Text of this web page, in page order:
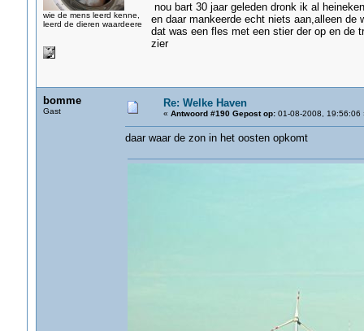
wie de mens leerd kenne,
leerd de dieren waardeere
nou bart 30 jaar geleden dronk ik al
en daar mankeerde echt niets aan,alleen de
dat was een fles met een stier der op en de
zier
bomme
Gast
Re: Welke Haven
« Antwoord #190 Gepost op:01-08-2008, 19:56:06
daar waar de zon in het oosten opkomt